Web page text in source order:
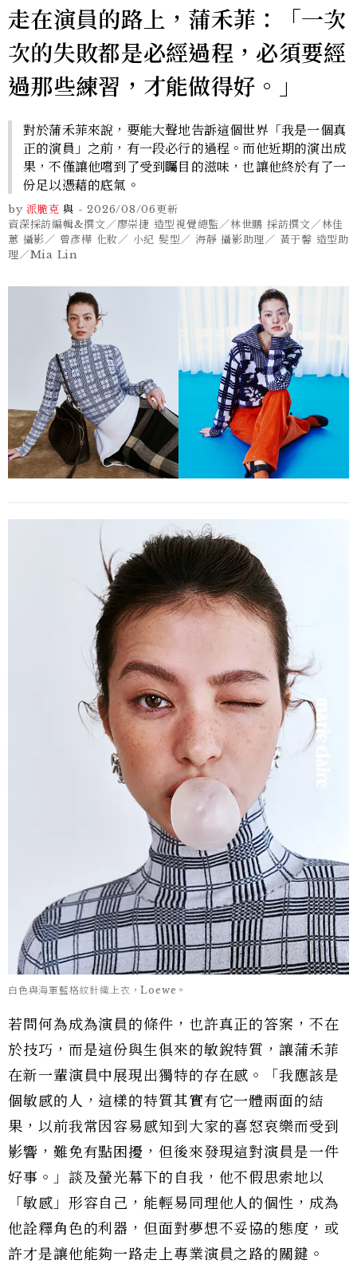
走在演員的路上，蒲禾菲：「一次
次的失敗都是必經過程，必須要經
過那些練習，才能做得好。」
對於蒲禾菲來說，要能大聲地告訴這個世界「我是一個真
正的演員」之前，有一段必行的過程。而他近期的演出成
果，不僅讓他嚐到了受到矚目的滋味，也讓他終於有了一
份足以憑藉的底氣。
by 派脆克 與 -2026/08/06更新
資深採訪編輯&撰文／廖崇捷 造型視覺總監／林世鵬 採訪撰文／林佳
蕙 攝影／ 曾彥樺 化妝／ 小紀 髮型／ 海靜 攝影助理／ 黃于馨 造型助
理／Mia Lin
白色與海軍藍格紋針織上衣，Loewe。
若問何為成為演員的條件，也許真正的答案，不在
於技巧，而是這份與生俱來的敏銳特質，讓蒲禾菲
在新一輩演員中展現出獨特的存在感。「我應該是
個敏感的人，這樣的特質其實有它一體兩面的結
果，以前我常因容易感知到大家的喜怒哀樂而受到
影響，難免有點困擾，但後來發現這對演員是一件
好事。」談及螢光幕下的自我，他不假思索地以
「敏感」形容自己，能輕易同理他人的個性，成為
他詮釋角色的利器，但面對夢想不妥協的態度，或
許才是讓他能夠一路走上專業演員之路的關鍵。